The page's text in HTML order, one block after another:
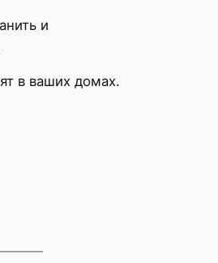
и
в ваших домах.